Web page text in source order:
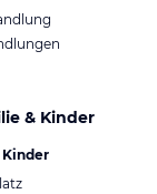
& Kinder